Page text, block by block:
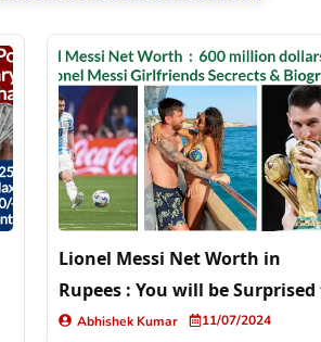
Lionel Messi Net Worth in
Rupees : You will be
See (More Than 5500 Crores)
Abhishek Kumar 11/07/2024